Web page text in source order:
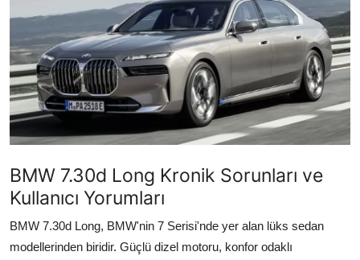
Elektrikli & Hibrit
Kiralama & Filo
Sürüş & Güvenlik
Lastik & Jant
Yağlar & Sıvılar
LPG & Yakıt
Elektrik & Akü
BMW 7.30d Long Kronik Sorunları ve
Kullanıcı Yorumları
BMW 7.30d Long, BMW'nin 7 Serisi'nde yer alan lüks sedan
modellerinden biridir. Güçlü dizel motoru, konfor odaklı